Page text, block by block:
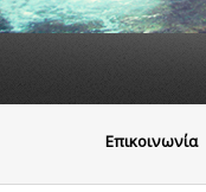
Eπικοινωνία